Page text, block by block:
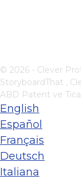
© 2026 - Clever
StoryboardThat ,
ABD Patent ve
English
Español
Français
Deutsch
Italiana